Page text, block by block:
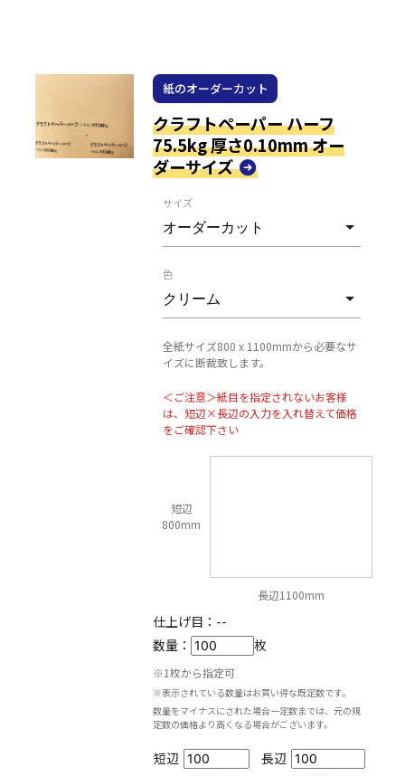
紙のオーダーカット
クラフトペーパー ハーフ
75.5kg 厚さ0.10mm オー
ダーサイズ
サイズ
色
全紙サイズ800 x 1100mmから必要なサ
イズに断裁致します。
＜ご注意＞紙目を指定されないお客様
は、短辺×長辺の入力を入れ替えて価格
をご確認下さい
短辺
800mm
長辺1100mm
仕上げ目： --
数量：
枚
※1枚から指定可
※表示されている数量はお買い得な既定数です。
数量をマイナスにされた場合一定数までは、元の規
定数の価格より高くなる場合がございます。
短辺
長辺